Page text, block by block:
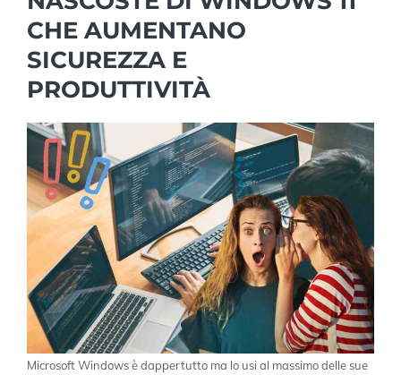
CHE AUMENTANO
SICUREZZA E
PRODUTTIVITÀ
Microsoft Windows è dappertutto ma lo usi al massimo delle sue